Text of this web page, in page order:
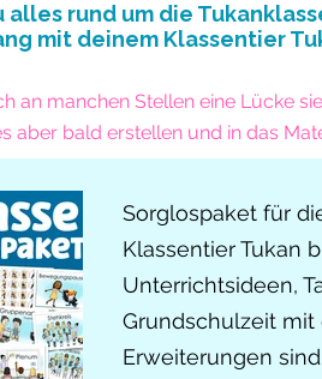
alles rund um die
mit deinem Klassentier
an manchen Stellen eine Lücke
aber bald erstellen und in das
Sorglospaket für
Klassentier Tukan
Unterrichtsideen,
Grundschulzeit mit
Erweiterungen